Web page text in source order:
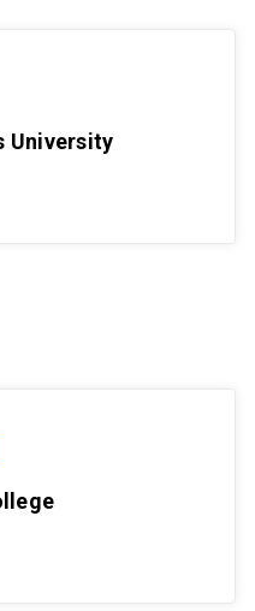
University